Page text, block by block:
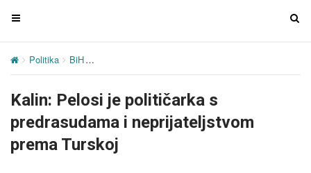
T
g
e
n
a
v
T
Politika BiH
Kalin: Pelosi je političarka s
predrasudama i neprijateljstvom
prema Turskoj